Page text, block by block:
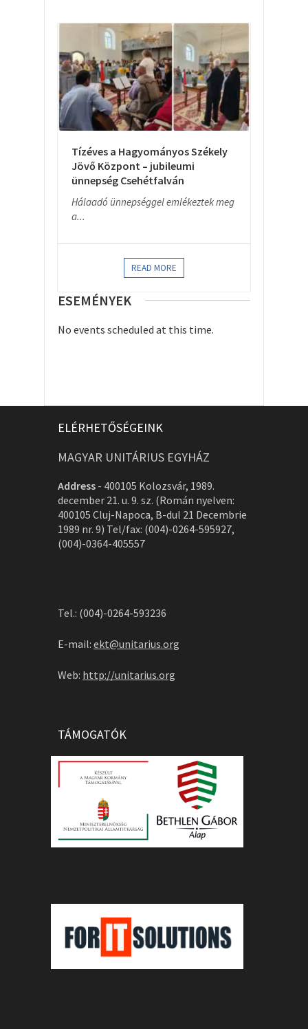
Tízéves a Hagyományos Székely
Jövő Központ – jubileumi
ünnepség Csehétfalván
Hálaadó ünnepséggel emlékeztek meg
a...
READ MORE
ESEMÉNYEK
No events scheduled at this time.
ELÉRHETŐSÉGEINK
MAGYAR UNITÁRIUS EGYHÁZ
Address - 400105 Kolozsvár, 1989.
december 21. u. 9. sz. (Román nyelven:
400105 Cluj-Napoca, B-dul 21 Decembrie
1989 nr. 9) Tel/fax: (004)-0264-595927,
(004)-0364-405557
Tel.: (004)-0264-593236
E-mail: ekt@unitarius.org
Web: http://unitarius.org
TÁMOGATÓK